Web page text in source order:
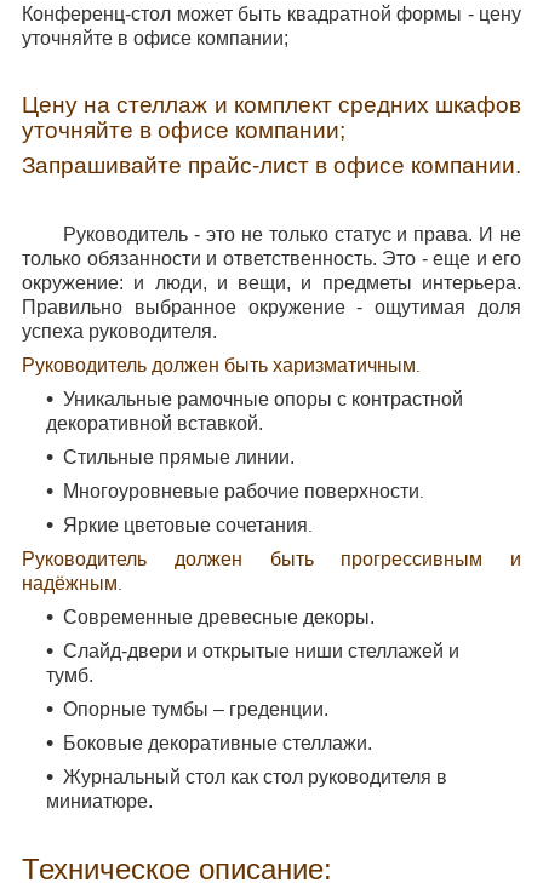
Конференц-стол может быть квадратной формы - цену
уточняйте в офисе компании;
Цену на стеллаж и комплект средних шкафов
уточняйте в офисе компании;
Запрашивайте прайс-лист в офисе компании.
Руководитель - это не только статус и права. И не
только обязанности и ответственность. Это - еще и его
окружение: и люди, и вещи, и предметы интерьера.
Правильно выбранное окружение - ощутимая доля
успеха руководителя.
Руководитель должен быть харизматичным
Уникальные рамочные опоры с контрастной
декоративной вставкой.
Стильные прямые линии.
Многоуровневые рабочие поверхности
Яркие цветовые сочетания
Руководитель должен быть прогрессивным и
надёжным
Современные древесные декоры.
Слайд-двери и открытые ниши стеллажей и
тумб.
Опорные тумбы – греденции.
Боковые декоративные стеллажи.
Журнальный стол как стол руководителя в
миниатюре.
Техническое описание: